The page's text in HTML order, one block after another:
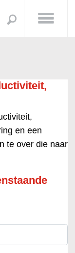
en een
te over die naar